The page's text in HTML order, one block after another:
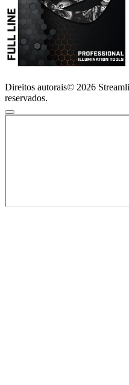
Direitos autorais© 2026
reservados.